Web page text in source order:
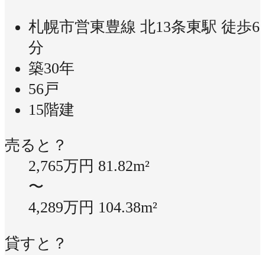
札幌市営東豊線 北13条東駅 徒歩6
分
築30年
56戸
15階建
売ると？
2,765万円 81.82m²
〜
4,289万円 104.38m²
貸すと？